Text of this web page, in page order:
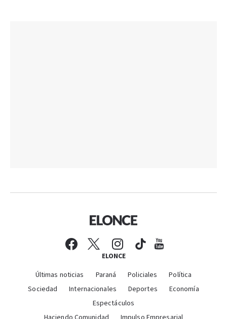
ELONCE
Últimas noticias Paraná Policiales
Política
Sociedad
Internacionales Deportes
Economía
Espectáculos